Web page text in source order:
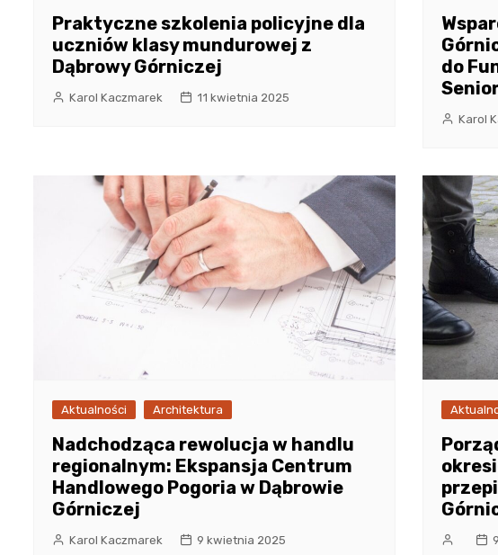
Praktyczne szkolenia policyjne dla
uczniów klasy mundurowej z
Dąbrowy Górniczej
Karol Kaczmarek 11 kwietnia 2025
do
Karol
Aktualności Architektura
Nadchodząca rewolucja w handlu
regionalnym: Ekspansja Centrum
Handlowego Pogoria w Dąbrowie
Górniczej
Karol Kaczmarek 9 kwietnia 2025